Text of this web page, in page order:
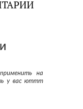
на
у вас юттт